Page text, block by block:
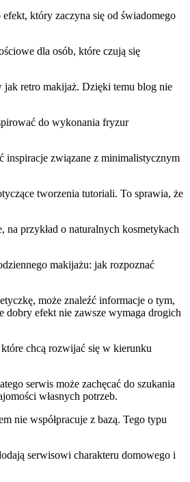
który zaczyna się od świadomego
dla osób, które czują się
jak retro makijaż. Dzięki temu blog nie
do wykonania fryzur
inspiracje związane z minimalistycznym
tworzenia tutoriali. To sprawia, że
przykład o naturalnych kosmetykach
makijażu: jak rozpoznać
może znaleźć informacje o tym,
dobry efekt nie zawsze wymaga drogich
chcą rozwijać się w kierunku
serwis może zachęcać do szukania
własnych potrzeb.
nie współpracuje z bazą. Tego typu
serwisowi charakteru domowego i